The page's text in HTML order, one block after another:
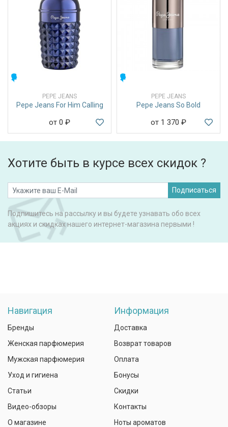
PEPE JEANS
Pepe Jeans For Him Calling
от 0 ₽
PEPE JEANS
Pepe Jeans So Bold
от 1 370 ₽
Хотите быть в курсе всех скидок ?
Подписаться
Подпишитесь на рассылку и вы будете узнавать обо всех
акциях и скидках нашего интернет-магазина первыми !
Навигация
Бренды
Женская парфюмерия
Мужская парфюмерия
Уход и гигиена
Статьи
Видео-обзоры
О магазине
Информация
Доставка
Возврат товаров
Оплата
Бонусы
Скидки
Контакты
Ноты ароматов